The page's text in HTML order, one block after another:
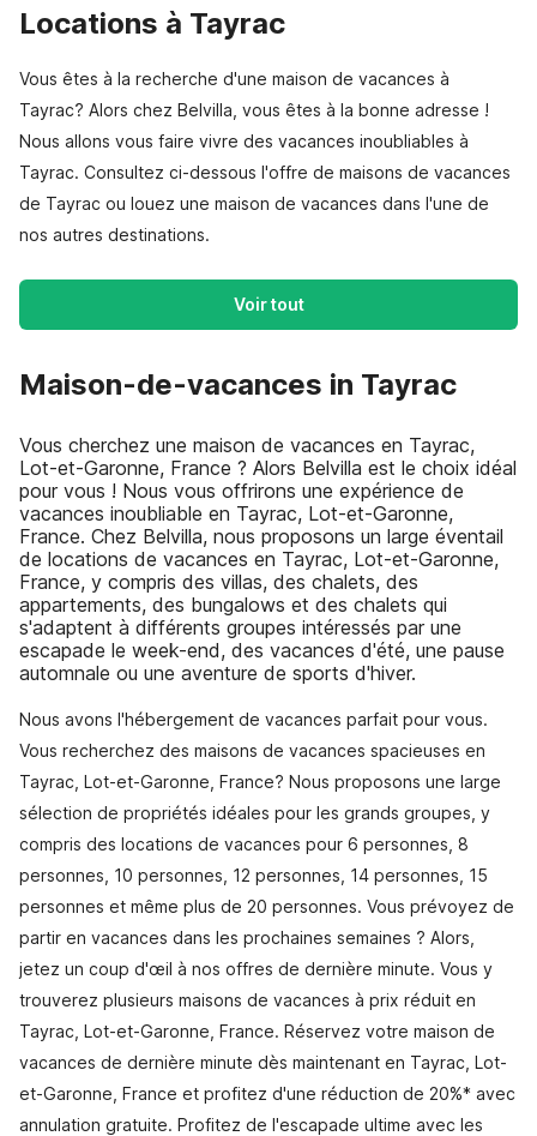
Locations à Tayrac
Vous êtes à la recherche d'une maison de vacances à
Tayrac? Alors chez Belvilla, vous êtes à la bonne adresse !
Nous allons vous faire vivre des vacances inoubliables à
Tayrac. Consultez ci-dessous l'offre de maisons de vacances
de Tayrac ou louez une maison de vacances dans l'une de
nos autres destinations.
Voir tout
Maison-de-vacances in Tayrac
Vous cherchez une maison de vacances en Tayrac,
Lot-et-Garonne, France ? Alors Belvilla est le choix idéal
pour vous ! Nous vous offrirons une expérience de
vacances inoubliable en Tayrac, Lot-et-Garonne,
France. Chez Belvilla, nous proposons un large éventail
de locations de vacances en Tayrac, Lot-et-Garonne,
France, y compris des villas, des chalets, des
appartements, des bungalows et des chalets qui
s'adaptent à différents groupes intéressés par une
escapade le week-end, des vacances d'été, une pause
automnale ou une aventure de sports d'hiver.
Nous avons l'hébergement de vacances parfait pour vous.
Vous recherchez des maisons de vacances spacieuses en
Tayrac, Lot-et-Garonne, France? Nous proposons une large
sélection de propriétés idéales pour les grands groupes, y
compris des locations de vacances pour 6 personnes, 8
personnes, 10 personnes, 12 personnes, 14 personnes, 15
personnes et même plus de 20 personnes. Vous prévoyez de
partir en vacances dans les prochaines semaines ? Alors,
jetez un coup d'œil à nos offres de dernière minute. Vous y
trouverez plusieurs maisons de vacances à prix réduit en
Tayrac, Lot-et-Garonne, France. Réservez votre maison de
vacances de dernière minute dès maintenant en Tayrac, Lot-
et-Garonne, France et profitez d'une réduction de 20%* avec
annulation gratuite. Profitez de l'escapade ultime avec les